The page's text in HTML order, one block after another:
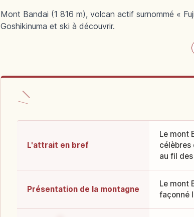
Mont Bandai (1 816 m), volcan actif surnommé «
Goshikinuma et ski à découvrir.
L'attrait en bref
Le mont
célèbres
au fil
Présentation de la montagne
Le mont
façonné